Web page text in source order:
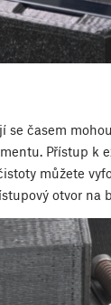
se časem
Přístup k
můžete
otvor na